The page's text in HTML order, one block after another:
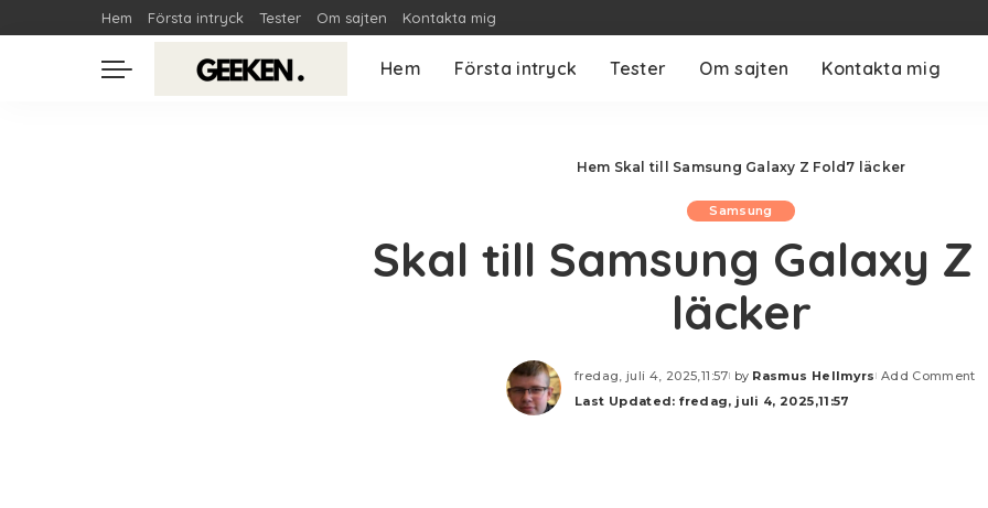
Hem Första intryck Tester Om sajten Kontakta mig
Hem Första intryck Tester Om sajten Kontakta mig
Hem Skal till Samsung Galaxy Z Fold7 läcker
Samsung
Skal till Samsung Galaxy Z
läcker
fredag, juli 4, 2025,11:57
Posted
by
by Rasmus Hellmyrs Add Comment
Last Updated: fredag, juli 4, 2025,11:57